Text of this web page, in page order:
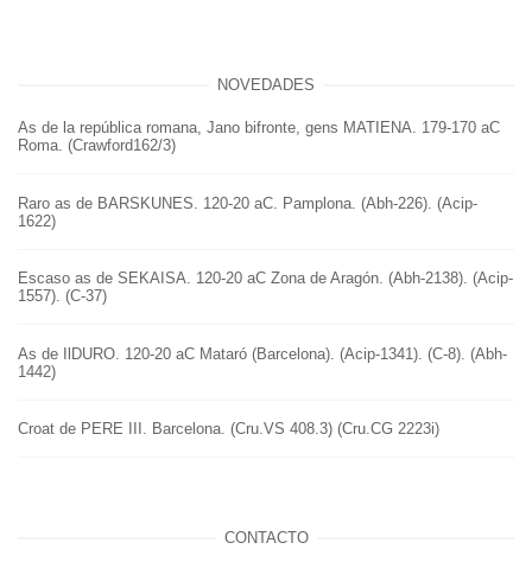
NOVEDADES
As de la república romana, Jano bifronte, gens MATIENA. 179-170 aC
Roma. (Crawford162/3)
Raro as de BARSKUNES. 120-20 aC. Pamplona. (Abh-226). (Acip-
1622)
Escaso as de SEKAISA. 120-20 aC Zona de Aragón. (Abh-2138). (Acip-
1557). (C-37)
As de IlDURO. 120-20 aC Mataró (Barcelona). (Acip-1341). (C-8). (Abh-
1442)
Croat de PERE III. Barcelona. (Cru.VS 408.3) (Cru.CG 2223i)
CONTACTO